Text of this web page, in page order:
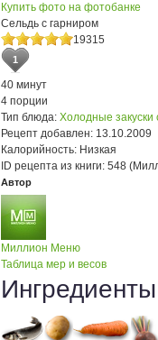
Купить фото на фотобанке
Сельдь с гарниром
19315
1
40 минут
4 порции
Тип блюда: Холодные закуски
Рецепт добавлен: 13.10.2009
Калорийность: Низкая
ID рецепта из книги: 548
Автор
Миллион Меню
Таблица мер и весов